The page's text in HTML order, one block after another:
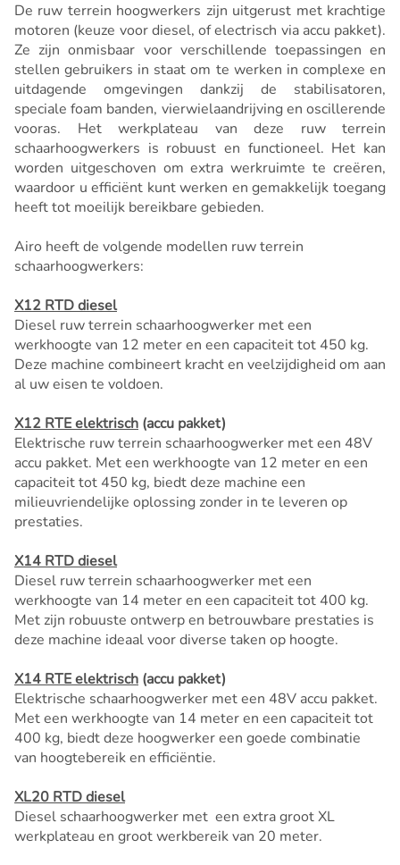
De ruw terrein hoogwerkers zijn uitgerust met krachtige
motoren (keuze voor diesel, of electrisch via accu pakket).
Ze zijn onmisbaar voor verschillende toepassingen en
stellen gebruikers in staat om te werken in complexe en
uitdagende omgevingen dankzij de stabilisatoren,
speciale foam banden, vierwielaandrijving en oscillerende
vooras. Het werkplateau van deze ruw terrein
schaarhoogwerkers is robuust en functioneel. Het kan
worden uitgeschoven om extra werkruimte te creëren,
waardoor u efficiënt kunt werken en gemakkelijk toegang
heeft tot moeilijk bereikbare gebieden.
Airo heeft de volgende modellen ruw terrein
schaarhoogwerkers:
X12 RTD diesel
Diesel ruw terrein schaarhoogwerker met een
werkhoogte van 12 meter en een capaciteit tot 450 kg.
Deze machine combineert kracht en veelzijdigheid om aan
al uw eisen te voldoen.
X12 RTE elektrisch (accu pakket)
Elektrische ruw terrein schaarhoogwerker met een 48V
accu pakket. Met een werkhoogte van 12 meter en een
capaciteit tot 450 kg, biedt deze machine een
milieuvriendelijke oplossing zonder in te leveren op
prestaties.
X14 RTD diesel
Diesel ruw terrein schaarhoogwerker met een
werkhoogte van 14 meter en een capaciteit tot 400 kg.
Met zijn robuuste ontwerp en betrouwbare prestaties is
deze machine ideaal voor diverse taken op hoogte.
X14 RTE elektrisch (accu pakket)
Elektrische schaarhoogwerker met een 48V accu pakket.
Met een werkhoogte van 14 meter en een capaciteit tot
400 kg, biedt deze hoogwerker een goede combinatie
van hoogtebereik en efficiëntie.
XL20 RTD diesel
Diesel schaarhoogwerker met een extra groot XL
werkplateau en groot werkbereik van 20 meter.